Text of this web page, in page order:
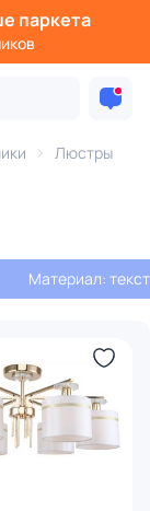
паркета
Люстры
Материал: